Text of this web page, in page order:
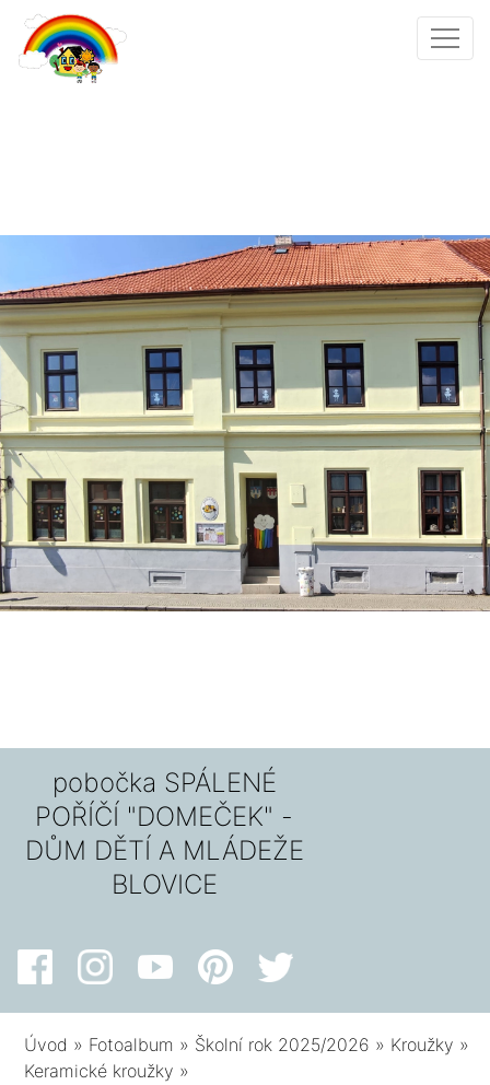
pobočka SPÁLENÉ
POŘÍČÍ "DOMEČEK" -
DŮM DĚTÍ A MLÁDEŽE
BLOVICE
Úvod » Fotoalbum » Školní rok 2025/2026 » Kroužky »
Keramické kroužky »